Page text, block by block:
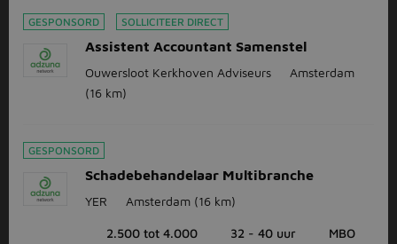
GESPONSORD SOLLICITEER DIRECT
Assistent Accountant Samenstel
Ouwersloot Kerkhoven Adviseurs
Amsterdam
(16 km)
GESPONSORD
Schadebehandelaar Multibranche
YER Amsterdam (16 km)
2.500 tot 4.000 32 - 40 uur
MBO